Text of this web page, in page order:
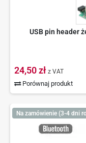
USB pin header
24,50 zł z VAT
Porównaj produkt
Na zamówienie (3-4 dni